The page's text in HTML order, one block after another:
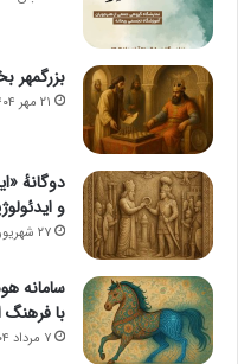
بزرگمهر
۲۱ مهر ۱۴۰۴
دوگانهٔ
و
۲۷ شهریور ۱۴۰۴
سامانه
با فرهنگ
۷ مرداد ۱۴۰۴